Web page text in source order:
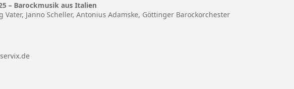
– Barockmusik aus Italien
Vater, Janno Scheller, Antonius Adamske, Göttinger Barockorchester